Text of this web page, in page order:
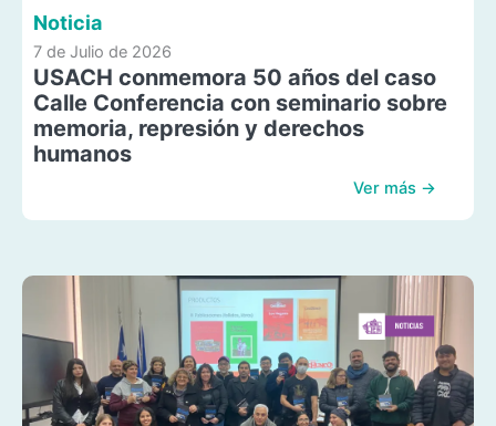
Noticia
7 de Julio de 2026
USACH conmemora 50 años del caso
Calle Conferencia con seminario sobre
memoria, represión y derechos
humanos
Ver más →